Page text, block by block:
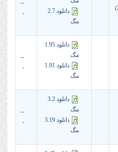
دانلود 2.7
مگ
--
-
دانلود 1.95
مگ
دانلود 1.91
مگ
--
-
دانلود 3.2
مگ
دانلود 3.19
مگ
--
-